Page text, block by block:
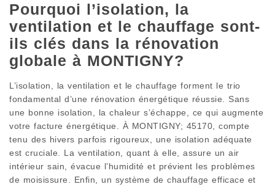
Pourquoi l’isolation, la
ventilation et le chauffage sont-
ils clés dans la rénovation
globale à MONTIGNY?
L’isolation, la ventilation et le chauffage forment le trio
fondamental d’une rénovation énergétique réussie. Sans
une bonne isolation, la chaleur s’échappe, ce qui augmente
votre facture énergétique. À MONTIGNY; 45170, compte
tenu des hivers parfois rigoureux, une isolation adéquate
est cruciale. La ventilation, quant à elle, assure un air
intérieur sain, évacue l’humidité et prévient les problèmes
de moisissure. Enfin, un système de chauffage efficace et